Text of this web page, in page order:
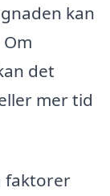
kan
det
mer tid
faktorer